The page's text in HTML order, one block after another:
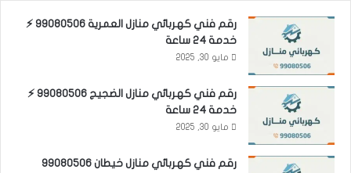
رقم فني كهربائي منازل العمرية 99080506 ⚡
خدمة 24 ساعة
مايو 30, 2025
رقم فني كهربائي منازل الضجيج 99080506 ⚡
خدمة 24 ساعة
مايو 30, 2025
رقم فني كهربائي منازل خيطان 99080506